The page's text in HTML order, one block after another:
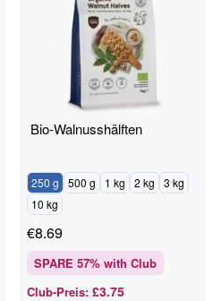
Bio-Walnusshälften
250 g 500 g 1 kg 2 kg
3 kg
10 kg
€8.69
SPARE 57% with Club
Club-Preis: £3.75